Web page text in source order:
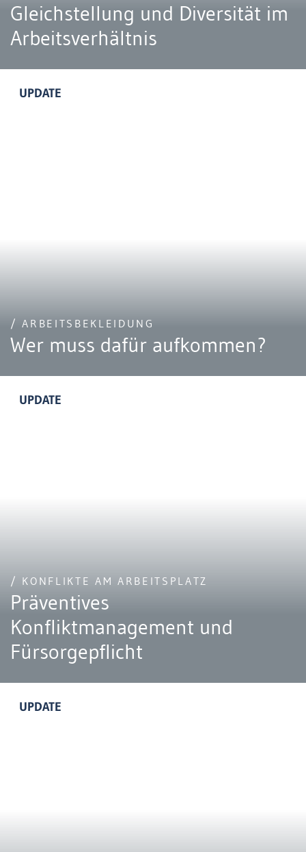
Gleichstellung und Diversität im
Arbeitsverhältnis
UPDATE
/ ARBEITSBEKLEIDUNG
Wer muss dafür aufkommen?
UPDATE
/ KONFLIKTE AM ARBEITSPLATZ
Präventives
Konfliktmanagement und
Fürsorgepflicht
UPDATE